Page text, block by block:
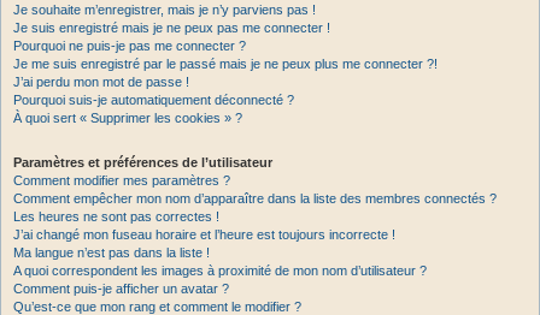
Je souhaite m’enregistrer, mais je n’y parviens pas !
Je suis enregistré mais je ne peux pas me connecter !
Pourquoi ne puis-je pas me connecter ?
Je me suis enregistré par le passé mais je ne peux plus me connecter ?!
J’ai perdu mon mot de passe !
Pourquoi suis-je automatiquement déconnecté ?
À quoi sert « Supprimer les cookies » ?
Paramètres et préférences de l’utilisateur
Comment modifier mes paramètres ?
Comment empêcher mon nom d’apparaître dans la liste des membres connectés ?
Les heures ne sont pas correctes !
J’ai changé mon fuseau horaire et l’heure est toujours incorrecte !
Ma langue n’est pas dans la liste !
A quoi correspondent les images à proximité de mon nom d’utilisateur ?
Comment puis-je afficher un avatar ?
Qu’est-ce que mon rang et comment le modifier ?